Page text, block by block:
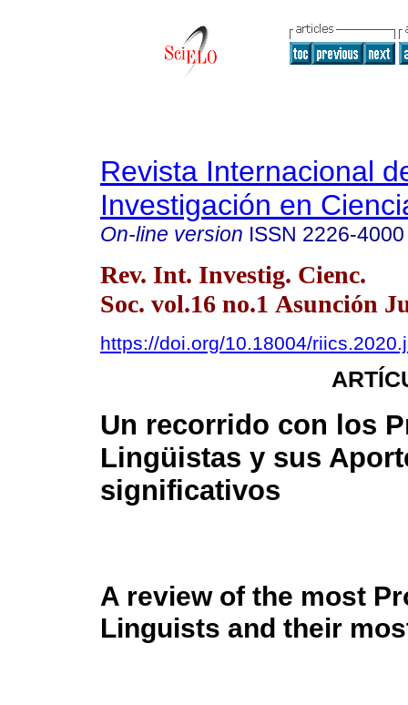
Revista Internacional
Investigación en
On-line version ISSN 2226-4000
Rev. Int. Investig. Cienc.
Soc. vol.16 no.1 Asunción
https://doi.org/10.18004/
Un recorrido con los
Lingüistas y sus
significativos
A review of the most
Linguists and their